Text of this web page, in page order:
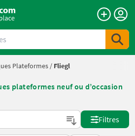
Plateformes / Fliegl
plateformes neuf ou d’occasion
sont triées sur Landwirt.com
Filtres